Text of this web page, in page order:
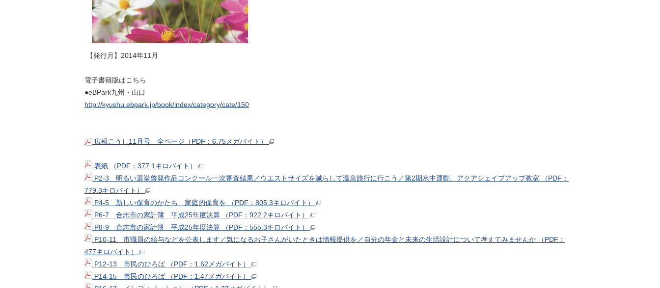
【発行月】2014年11月
電子書籍版はこちら
●eBPark九州・山口
http://kyushu.ebpark.jp/book/index/category/cate/150
広報こうし11月号 全ページ（PDF：6.75メガバイト）
表紙 （PDF：377.1キロバイト）
P2-3 明るい選挙啓発作品コンクール一次審査結果／ウエストサイズを減らして温泉旅行に行こう／第2期水中運動、アクアシェイプアップ教室 （PDF：
779.3キロバイト）
P4-5 新しい保育のかたち 家庭的保育を （PDF：805.3キロバイト）
P6-7 合志市の家計簿 平成25年度決算 （PDF：922.2キロバイト）
P8-9 合志市の家計簿 平成25年度決算 （PDF：555.3キロバイト）
P10-11 市職員の給与などを公表します／気になるお子さんがいたときは情報提供を／自分の年金と未来の生活設計について考えてみませんか （PDF：
477キロバイト）
P12-13 市民のひろば （PDF：1.62メガバイト）
P14-15 市民のひろば （PDF：1.47メガバイト）